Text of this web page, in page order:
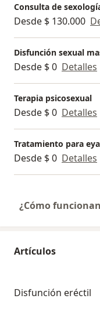
Consulta de
Desde $ 130.000
Disfunción sexual
Desde $ 0 Detalles
Terapia psicosexual
Desde $ 0 Detalles
Tratamiento para
Desde $ 0 Detalles
¿Cómo
Artículos
Disfunción eréctil